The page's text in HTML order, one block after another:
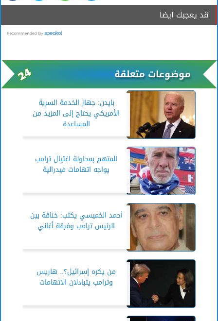
قد يعجبك ايضا
موضوعات متعلقة
بايدن: جهاز الخدمة السرية
الأمريكي يحتاج إلى المزيد من
المساعدة
المتهم بمحاولة اغتيال ترامب
يواجه اتهامات فيدرالية
أحمد الخميسي يكتب: خناقة بين
الرئيس ترامب وفرقة أغاني
من يكره إسرائيل؟.. هاريس
وترامب يتبادلان الاتهامات